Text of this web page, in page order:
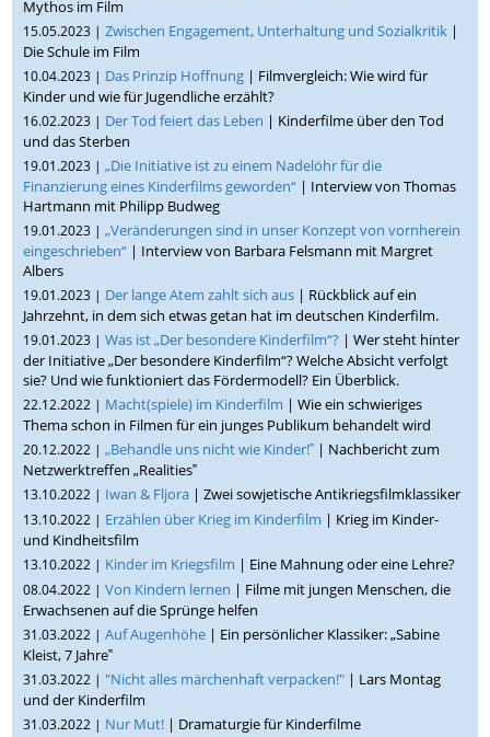
Mythos im Film
15.05.2023 |Zwischen Engagement, Unterhaltung und Sozialkritik |
Die Schule im Film
10.04.2023 | Das Prinzip Hoffnung | Filmvergleich: Wie wird für
Kinder und wie für Jugendliche erzählt?
16.02.2023 | Der Tod feiert das Leben | Kinderfilme über den Tod
und das Sterben
19.01.2023 |„Die Initiative ist zu einem Nadelöhr für die
Finanzierung eines Kinderfilms geworden“ | Interview von Thomas
Hartmann mit Philipp Budweg
19.01.2023 |„Veränderungen sind in unser Konzept von vornherein
eingeschrieben“ | Interview von Barbara Felsmann mit Margret
Albers
19.01.2023 | Der lange Atem zahlt sich aus | Rückblick auf ein
Jahrzehnt, in dem sich etwas getan hat im deutschen Kinderfilm.
19.01.2023 |Was ist „Der besondere Kinderfilm“? | Wer steht hinter
der Initiative „Der besondere Kinderfilm“? Welche Absicht verfolgt
sie? Und wie funktioniert das Fördermodell? Ein Überblick.
22.12.2022 | Macht(spiele) im Kinderfilm | Wie ein schwieriges
Thema schon in Filmen für ein junges Publikum behandelt wird
20.12.2022 |„Behandle uns nicht wie Kinder!‟ | Nachbericht zum
Netzwerktreffen „Realities‟
13.10.2022 | Iwan & Fljora | Zwei sowjetische Antikriegsfilmklassiker
13.10.2022 | Erzählen über Krieg im Kinderfilm | Krieg im Kinder-
und Kindheitsfilm
13.10.2022 | Kinder im Kriegsfilm | Eine Mahnung oder eine Lehre?
08.04.2022 |Von Kindern lernen | Filme mit jungen Menschen, die
Erwachsenen auf die Sprünge helfen
31.03.2022 |Auf Augenhöhe | Ein persönlicher Klassiker: „Sabine
Kleist, 7 Jahre‟
31.03.2022 | "Nicht alles märchenhaft verpacken!" | Lars Montag
und der Kinderfilm
31.03.2022 | Nur Mut! | Dramaturgie für Kinderfilme